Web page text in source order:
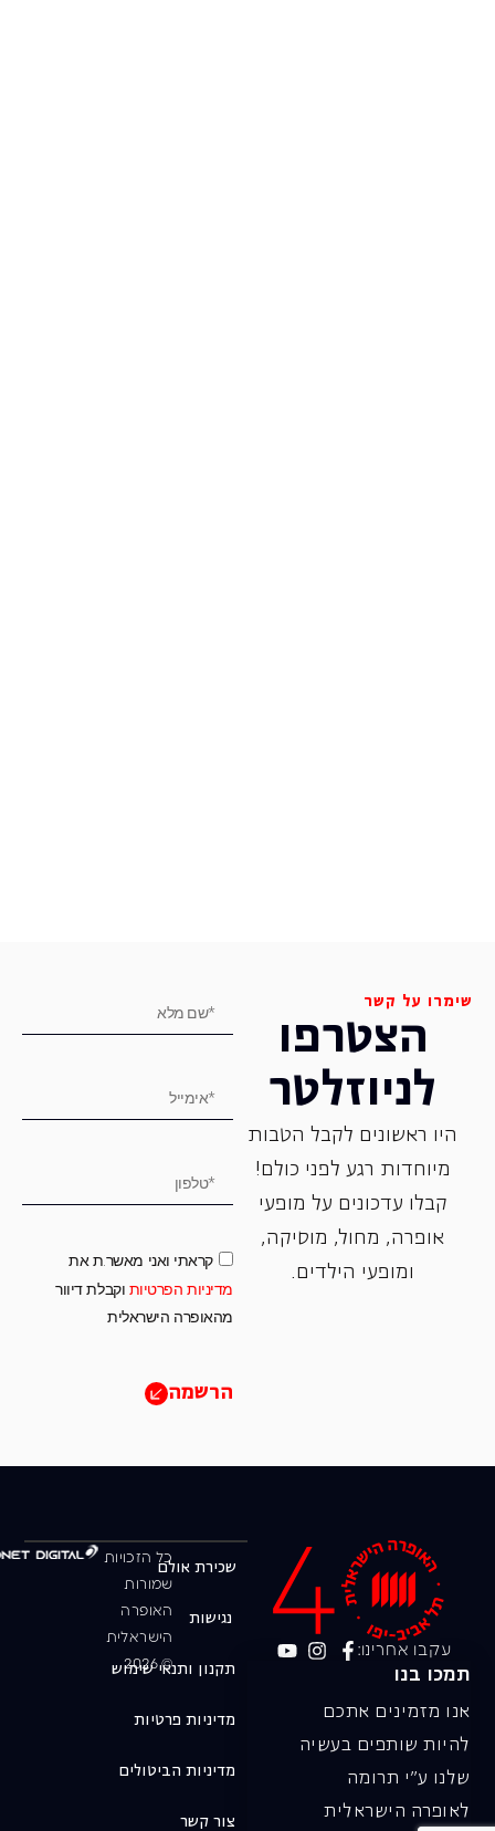
שימרו על קשר
הצטרפו
לניוזלטר
היו ראשונים לקבל הטבות
מיוחדות רגע לפני כולם!
קבלו עדכונים על מופעי
אופרה, ‏מחול, ‏מוסיקה,
ומופעי הילדים.
קראתי ואני מאשר.ת את
מדיניות הפרטיות וקבלת דיוור
מהאופרה הישראלית
הרשמה
עקבו אחרינו:
תמכו בנו
אנו מזמינים אתכם
להיות שותפים בעשיה
שלנו ע"י תרומה
לאופרה הישראלית
כל הזכויות
שמורות
האופרה
הישראלית
© 2026
שכירת אולם
נגישות
תקנון ותנאי שימוש
מדיניות פרטיות
מדיניות הביטולים
צור קשר